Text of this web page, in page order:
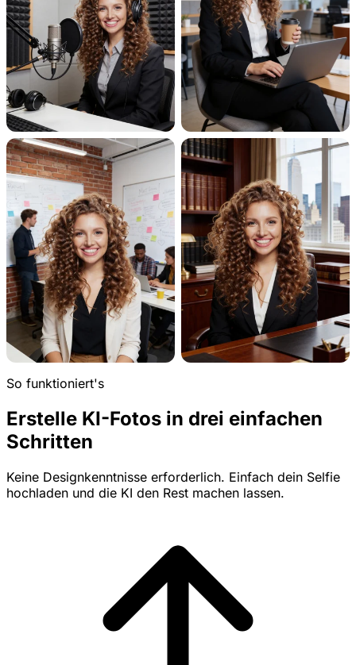
So funktioniert's
Erstelle KI-Fotos in drei einfachen
Schritten
Keine Designkenntnisse erforderlich. Einfach dein Selfie
hochladen und die KI den Rest machen lassen.